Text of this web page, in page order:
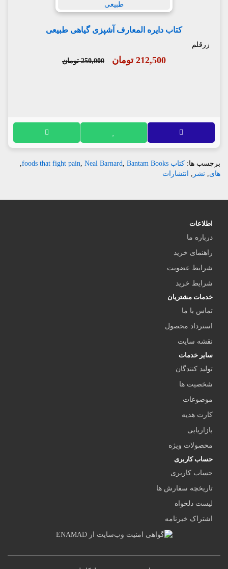
کتاب دایره المعارف آشپزی گیاهی طبیعی
زرقلم
212,500 تومان 250,000 تومان
برچسب ها: کتاب foods that fight pain , Neal Barnard, Bantam Books
,
های, نشر , انتشارات
اطلاعات
درباره ما
راهنمای خرید
شرایط عضویت
شرایط خرید
خدمات مشتریان
تماس با ما
استرداد محصول
نقشه سایت
سایر خدمات
تولید کنندگان
شخصیت ها
موضوعات
کارت هدیه
بازاریابی
محصولات ویژه
حساب کاربری
حساب کاربری
تاریخچه سفارش ها
لیست دلخواه
اشتراک خبرنامه